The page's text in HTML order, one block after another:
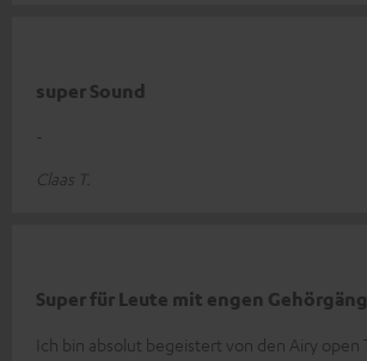
super Sound
-
Claas T.
Super für Leute mit engen
Ich bin absolut begeistert von den Airy open